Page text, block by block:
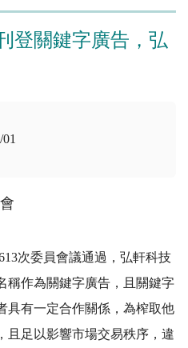
登關鍵字廣告，弘
次委員會議通過，弘軒科技
稱作為關鍵字廣告，且關鍵字
具有一定合作關係，為榨取他
且足以影響市場交易秩序，違